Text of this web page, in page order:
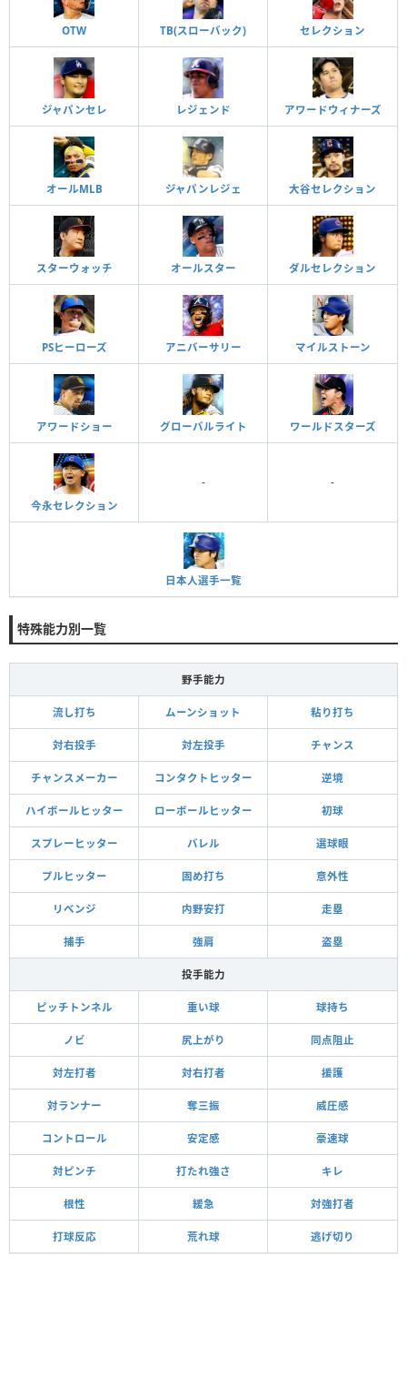
OTW TB(スローバック) セレクション
ジャパンセレ レジェンド アワードウィナーズ
オールMLB ジャパンレジェ 大谷セレクション
スターウォッチ オールスター ダルセレクション
PSヒーローズ アニバーサリー マイルストーン
アワードショー グローバルライト ワールドスターズ
今永セレクション
- -
日本人選手一覧
特殊能力別一覧
野手能力
流し打ち ムーンショット 粘り打ち
対右投手 対左投手 チャンス
チャンスメーカー コンタクトヒッター 逆境
ハイボールヒッター ローボールヒッター 初球
スプレーヒッター バレル 選球眼
プルヒッター 固め打ち 意外性
リベンジ 内野安打 走塁
捕手 強肩 盗塁
投手能力
ピッチトンネル 重い球 球持ち
ノビ 尻上がり 同点阻止
対左打者 対右打者 援護
対ランナー 奪三振 威圧感
コントロール 安定感 豪速球
対ピンチ 打たれ強さ キレ
根性 緩急 対強打者
打球反応 荒れ球 逃げ切り